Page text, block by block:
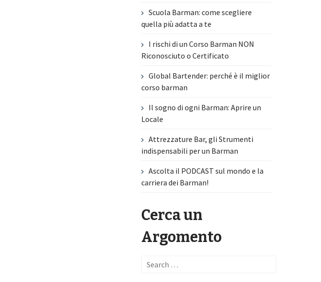
Scuola Barman: come scegliere
quella più adatta a te
I rischi di un Corso Barman NON
Riconosciuto o Certificato
Global Bartender: perché è il miglior
corso barman
Il sogno di ogni Barman: Aprire un
Locale
Attrezzature Bar, gli Strumenti
indispensabili per un Barman
Ascolta il PODCAST sul mondo e la
carriera dei Barman!
Cerca un
Argomento
Search